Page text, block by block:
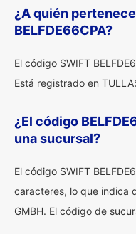
¿A quién
BELFDE66CPA?
El código SWIFT
Está registrado en
¿El código
una sucursal?
El código SWIFT
caracteres, lo que indica
GMBH. El código de